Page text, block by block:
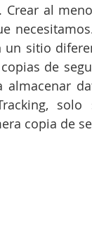
al
sitio
de
copia de